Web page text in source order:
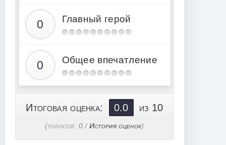
Главный герой
Общее впечатление
Итоговая оценка: 0.0 из 10
(голосов: 0/ История оценок)